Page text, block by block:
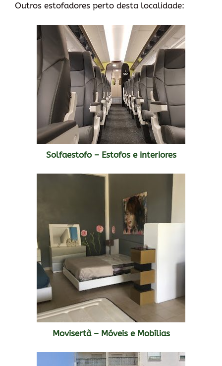
Outros estofadores perto desta localidade:
Solfaestofo – Estofos e interiores
Movisertã – Móveis e Mobílias